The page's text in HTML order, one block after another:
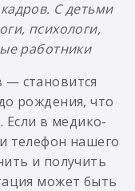
С детьми
психологи,
работники
становится
рождения, что
Если в медико-
телефон нашего
и получить
может быть